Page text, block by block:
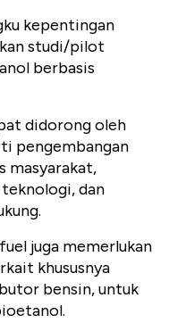
kepentingan
studi/pilot
berbasis
didorong oleh
pengembangan
masyarakat,
dan
juga memerlukan
khususnya
bensin, untuk